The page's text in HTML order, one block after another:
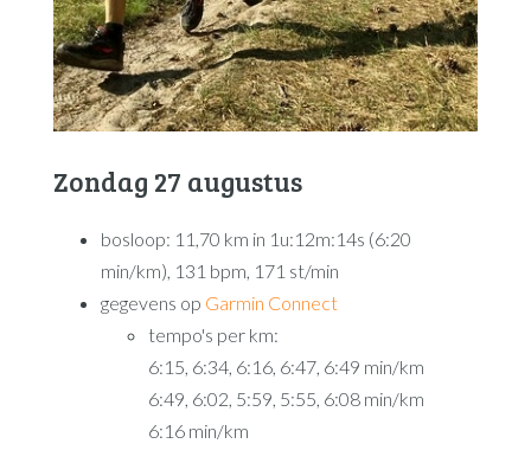
Zondag 27 augustus
bosloop: 11,70 km in 1u:12m:14s (6:20
min/km), 131 bpm, 171 st/min
gegevens op Garmin Connect
tempo's per km:
6:15, 6:34, 6:16, 6:47, 6:49 min/km
6:49, 6:02, 5:59, 5:55, 6:08 min/km
6:16 min/km